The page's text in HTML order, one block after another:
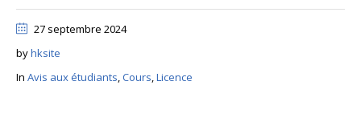
27 septembre 2024
byhksite
In Avis aux étudiants,Cours,Licence